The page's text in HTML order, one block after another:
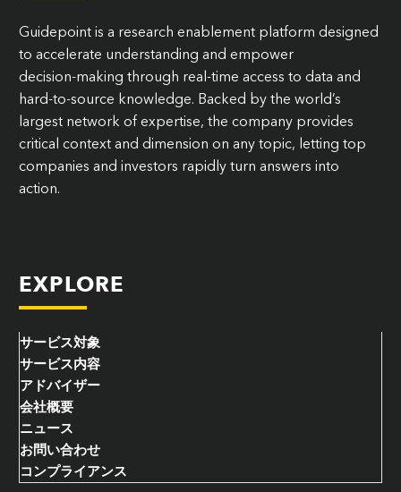
Guidepoint is a research enablement platform designed
to accelerate understanding and empower
decision‑making through real-time access to data and
hard-to-source knowledge. Backed by the world’s
largest network of expertise, the company provides
critical context and dimension on any topic, letting top
companies and investors rapidly turn answers into
action.
EXPLORE
サービス対象
サービス内容
アドバイザー
会社概要
ニュース
お問い合わせ
コンプライアンス